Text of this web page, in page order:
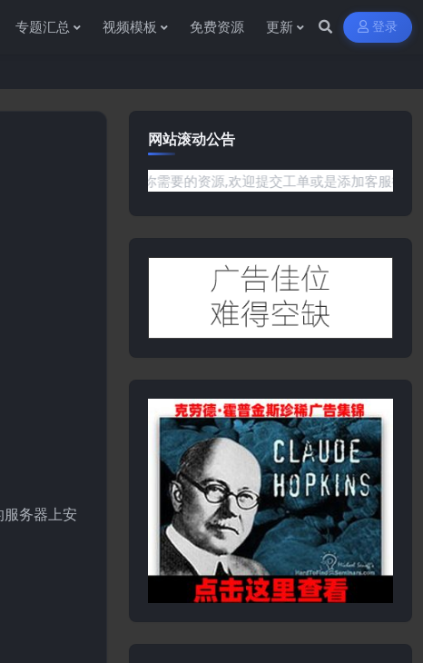
专题汇总 视频模板 免费资源 更新 登录
务器上安
网站滚动公告
是网站没有你需要的资源,欢迎提交工单或是添加客服微信:ywb386